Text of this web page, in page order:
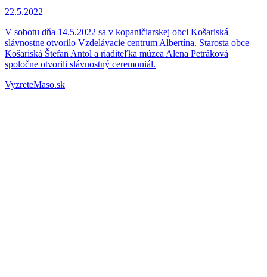
22.5.2022
V sobotu dňa 14.5.2022 sa v kopaničiarskej obci Košariská
slávnostne otvorilo Vzdelávacie centrum Albertína. Starosta obce
Košariská Štefan Antol a riaditeľka múzea Alena Petráková
spoločne otvorili slávnostný ceremoniál.
VyzreteMaso.sk